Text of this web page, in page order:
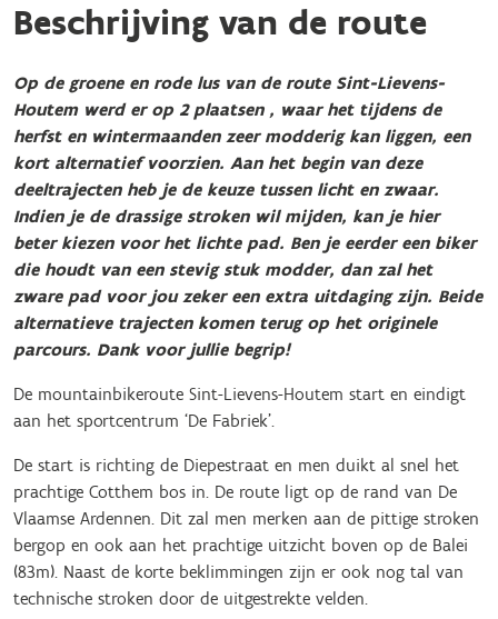
Beschrijving van de route
Op de groene en rode lus van de route Sint-Lievens-
Houtem werd er op 2 plaatsen , waar het tijdens de
herfst en wintermaanden zeer modderig kan liggen, een
kort alternatief voorzien. Aan het begin van deze
deeltrajecten heb je de keuze tussen licht en zwaar.
Indien je de drassige stroken wil mijden, kan je hier
beter kiezen voor het lichte pad. Ben je eerder een biker
die houdt van een stevig stuk modder, dan zal het
zware pad voor jou zeker een extra uitdaging zijn. Beide
alternatieve trajecten komen terug op het originele
parcours. Dank voor jullie begrip!
De mountainbikeroute Sint-Lievens-Houtem start en eindigt
aan het sportcentrum ‘De Fabriek’.
De start is richting de Diepestraat en men duikt al snel het
prachtige Cotthem bos in. De route ligt op de rand van De
Vlaamse Ardennen. Dit zal men merken aan de pittige stroken
bergop en ook aan het prachtige uitzicht boven op de Balei
(83m). Naast de korte beklimmingen zijn er ook nog tal van
technische stroken door de uitgestrekte velden.